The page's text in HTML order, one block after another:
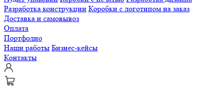
Разработка конструкции Коробки с логотипом на заказ
Доставка и самовывоз
Оплата
Портфолио
Наши работы Бизнес-кейсы
Контакты